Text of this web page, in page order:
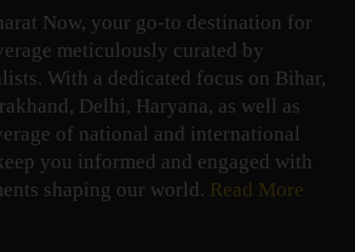
Now, your go-to destination for
meticulously curated by
With a dedicated focus on Bihar,
Delhi, Haryana, as well as
of national and international
you informed and engaged with
shaping our world. Read More